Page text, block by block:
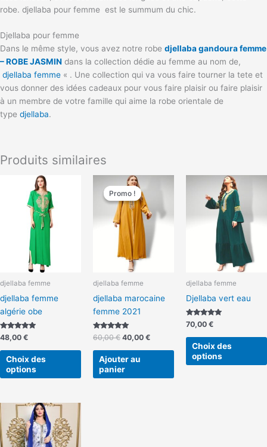
robe. djellaba pour femme est le summum du chic.
Djellaba pour femme
Dans le même style, vous avez notre robe djellaba gandoura femme
– ROBE JASMIN dans la collection dédie au femme au nom de,
djellaba femme « . Une collection qui va vous faire tourner la tete et
vous donner des idées cadeaux pour vous faire plaisir ou faire plaisir
à un membre de votre famille qui aime la robe orientale de
type djellaba.
Produits similaires
djellaba femme
djellaba femme
algérie obe
Note
5.00
sur 5
48,00 €
Choix des
options
produit
plusieurs
variations.
être
choisies
page
du
produit
Promo !
Promo !
djellaba femme
djellaba marocaine
femme 2021
Note
5.00
sur 5
60,00€
Le
prix
initial
était :
60,00 €.
40,00 €
40,00 €.
Ajouter au
panier
djellaba femme
Djellaba vert eau
Note
5.00
sur 5
70,00 €
Choix des
options